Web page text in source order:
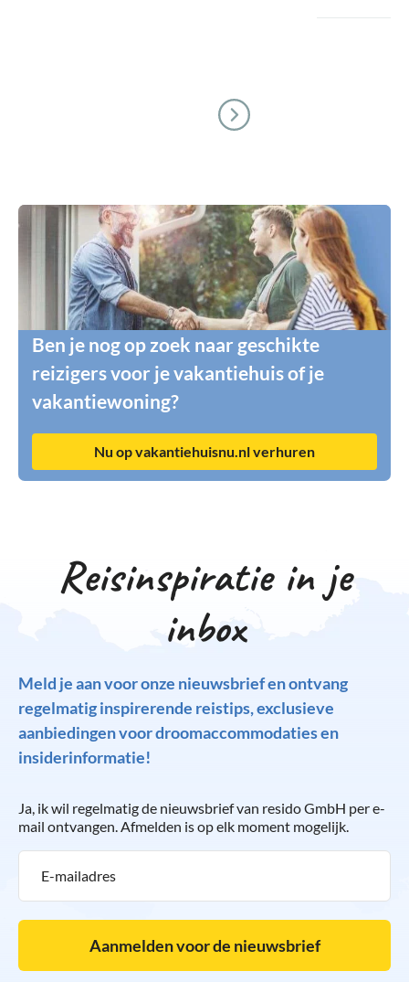
Ben je nog op zoek naar geschikte
reizigers voor je vakantiehuis of je
vakantiewoning?
Nu op vakantiehuisnu.nl verhuren
Reisinspiratie in je
inbox
Meld je aan voor onze nieuwsbrief en ontvang
regelmatig inspirerende reistips, exclusieve
aanbiedingen voor droomaccommodaties en
insiderinformatie!
Ja, ik wil regelmatig de nieuwsbrief van resido GmbH per e-
mail ontvangen. Afmelden is op elk moment mogelijk.
Aanmelden voor de nieuwsbrief